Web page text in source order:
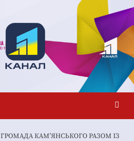
ГРОМАДА КАМ’ЯНСЬКОГО РАЗОМ ІЗ